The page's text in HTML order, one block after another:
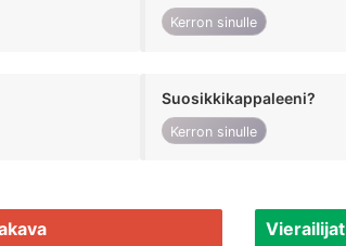
Kerron sinulle
Suosikkikappaleeni?
Kerron sinulle
Vierailijat